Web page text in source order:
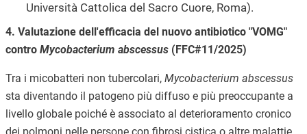
Università Cattolica del Sacro Cuore, Roma).
4. Valutazione dell'efficacia del nuovo antibiotico "VOMG"
contro Mycobacterium abscessus(FFC#11/2025)
Tra i micobatteri non tubercolari, Mycobacterium abscessus
sta diventando il patogeno più diffuso e più preoccupante a
livello globale poiché è associato al deterioramento cronico